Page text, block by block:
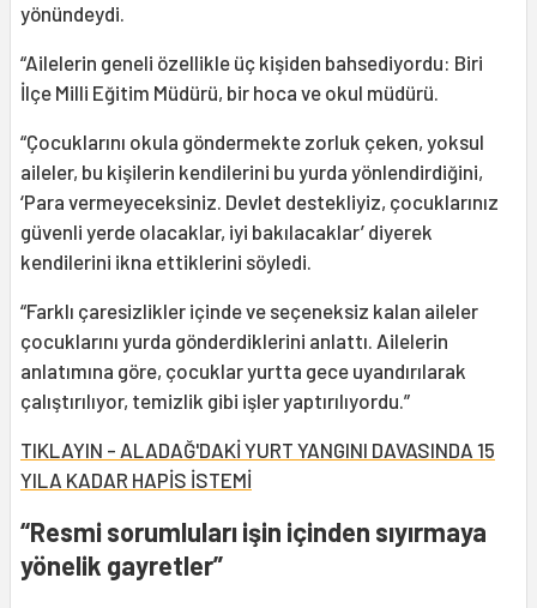
yönündeydi.
“Ailelerin geneli özellikle üç kişiden bahsediyordu: Biri
İlçe Milli Eğitim Müdürü, bir hoca ve okul müdürü.
“Çocuklarını okula göndermekte zorluk çeken, yoksul
aileler, bu kişilerin kendilerini bu yurda yönlendirdiğini,
‘Para vermeyeceksiniz. Devlet destekliyiz, çocuklarınız
güvenli yerde olacaklar, iyi bakılacaklar’ diyerek
kendilerini ikna ettiklerini söyledi.
“Farklı çaresizlikler içinde ve seçeneksiz kalan aileler
çocuklarını yurda gönderdiklerini anlattı. Ailelerin
anlatımına göre, çocuklar yurtta gece uyandırılarak
çalıştırılıyor, temizlik gibi işler yaptırılıyordu.”
TIKLAYIN - ALADAĞ'DAKİ YURT YANGINI DAVASINDA 15
YILA KADAR HAPİS İSTEMİ
“Resmi sorumluları işin içinden sıyırmaya
yönelik gayretler”